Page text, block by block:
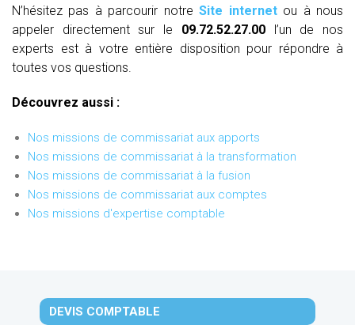
N’hésitez pas à parcourir notreSite internet ou à nous
appeler directement sur le 09.72.52.27.00l’un de nos
experts est à votre entière disposition pour répondre à
toutes vos questions.
Découvrez aussi :
Nos missions de commissariat aux apports
Nos missions de commissariat à la transformation
Nos missions de commissariat à la fusion
Nos missions de commissariat aux comptes
Nos missions d'expertise comptable
DEVIS COMPTABLE